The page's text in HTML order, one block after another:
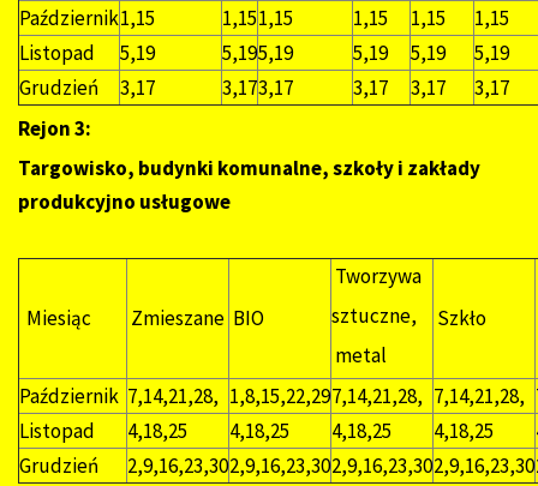
Październik1,15 1,151,15 1,15 1,15
1,15
Listopad
5,19 5,195,19 5,19 5,19
5,19
Grudzień
3,17 3,173,17 3,17 3,17
3,17
Rejon 3:
Targowisko, budynki komunalne, szkoły i zakłady
produkcyjno usługowe
Miesiąc Zmieszane BIO
Tworzywa
sztuczne,
metal
Szkło
Październik 7,14,21,28, 1,8,15,22,297,14,21,28, 7,14,21,28,
Listopad
4,18,25 4,18,25 4,18,25 4,18,25
Grudzień
2,9,16,23,302,9,16,23,302,9,16,23,302,9,16,23,30